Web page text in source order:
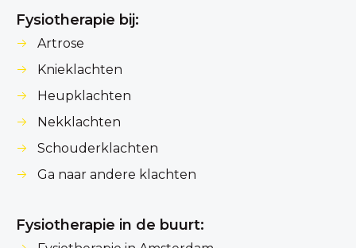
Fysiotherapie bij:
Artrose
Knieklachten
Heupklachten
Nekklachten
Schouderklachten
Ga naar andere klachten
Fysiotherapie in de buurt: